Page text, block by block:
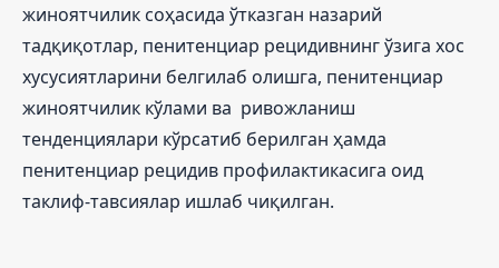
жиноятчилик соҳасида ўтказган назарий
тадқиқотлар, пенитенциар рецидивнинг ўзига хос
хусусиятларини белгилаб олишга, пенитенциар
жиноятчилик кўлами ва ривожланиш
тенденциялари кўрсатиб берилган ҳамда
пенитенциар рецидив профилактикасига оид
таклиф-тавсиялар ишлаб чиқилган.